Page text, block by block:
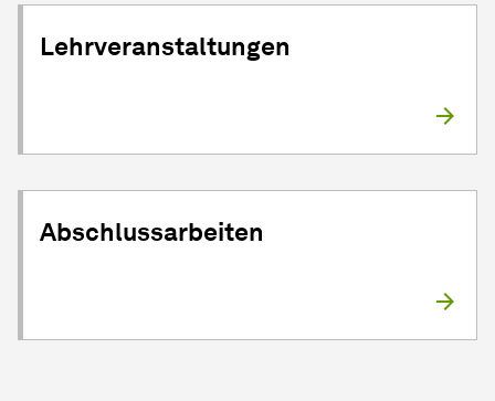
Lehrveranstaltungen
Abschlussarbeiten